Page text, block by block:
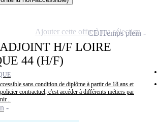
H/F LOIRE
44 (H/F)
sans condition de diplôme à partir de 18 ans et
contractuel, c'est accéder à différents métiers par
CDITemps plein
Ajouter cette offre à ma sélection